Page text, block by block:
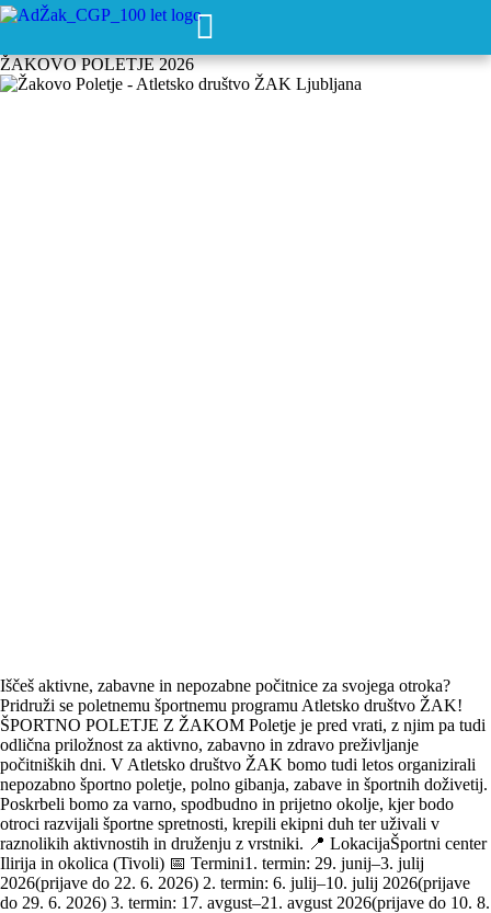
ŽAKOVO POLETJE 2026
Iščeš aktivne, zabavne in nepozabne počitnice za svojega otroka?
Pridruži se poletnemu športnemu programu Atletsko društvo ŽAK!
ŠPORTNO POLETJE Z ŽAKOM Poletje je pred vrati, z njim pa tudi
odlična priložnost za aktivno, zabavno in zdravo preživljanje
počitniških dni. V Atletsko društvo ŽAK bomo tudi letos organizirali
nepozabno športno poletje, polno gibanja, zabave in športnih doživetij.
Poskrbeli bomo za varno, spodbudno in prijetno okolje, kjer bodo
otroci razvijali športne spretnosti, krepili ekipni duh ter uživali v
raznolikih aktivnostih in druženju z vrstniki. 📍 LokacijaŠportni center
Ilirija in okolica (Tivoli) 📅 Termini1. termin: 29. junij–3. julij
2026(prijave do 22. 6. 2026) 2. termin: 6. julij–10. julij 2026(prijave
do 29. 6. 2026) 3. termin: 17. avgust–21. avgust 2026(prijave do 10. 8.